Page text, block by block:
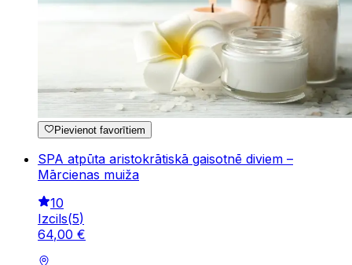
Pievienot favorītiem
SPA atpūta aristokrātiskā gaisotnē diviem –
Mārcienas muiža
10
Izcils(5)
64,00 €